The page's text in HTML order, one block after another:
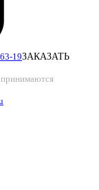
19ЗАКАЗАТЬ